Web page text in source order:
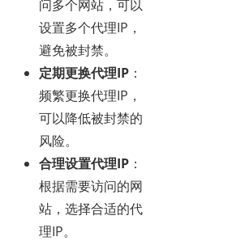
问多个网站，可以
设置多个代理IP，
避免被封禁。
定期更换代理IP ：
频繁更换代理IP，
可以降低被封禁的
风险。
合理设置代理IP ：
根据需要访问的网
站，选择合适的代
理IP。